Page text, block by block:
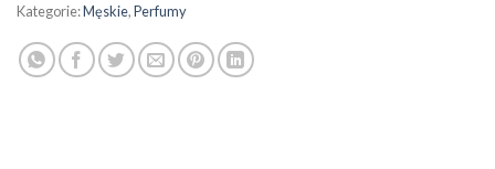
Kategorie:Męskie,Perfumy